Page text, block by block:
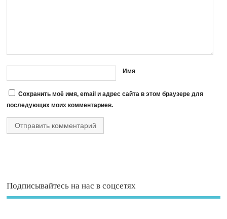
Имя
Сохранить моё имя, email и адрес сайта в этом браузере для
последующих моих комментариев.
Подписывайтесь на нас в соцсетях